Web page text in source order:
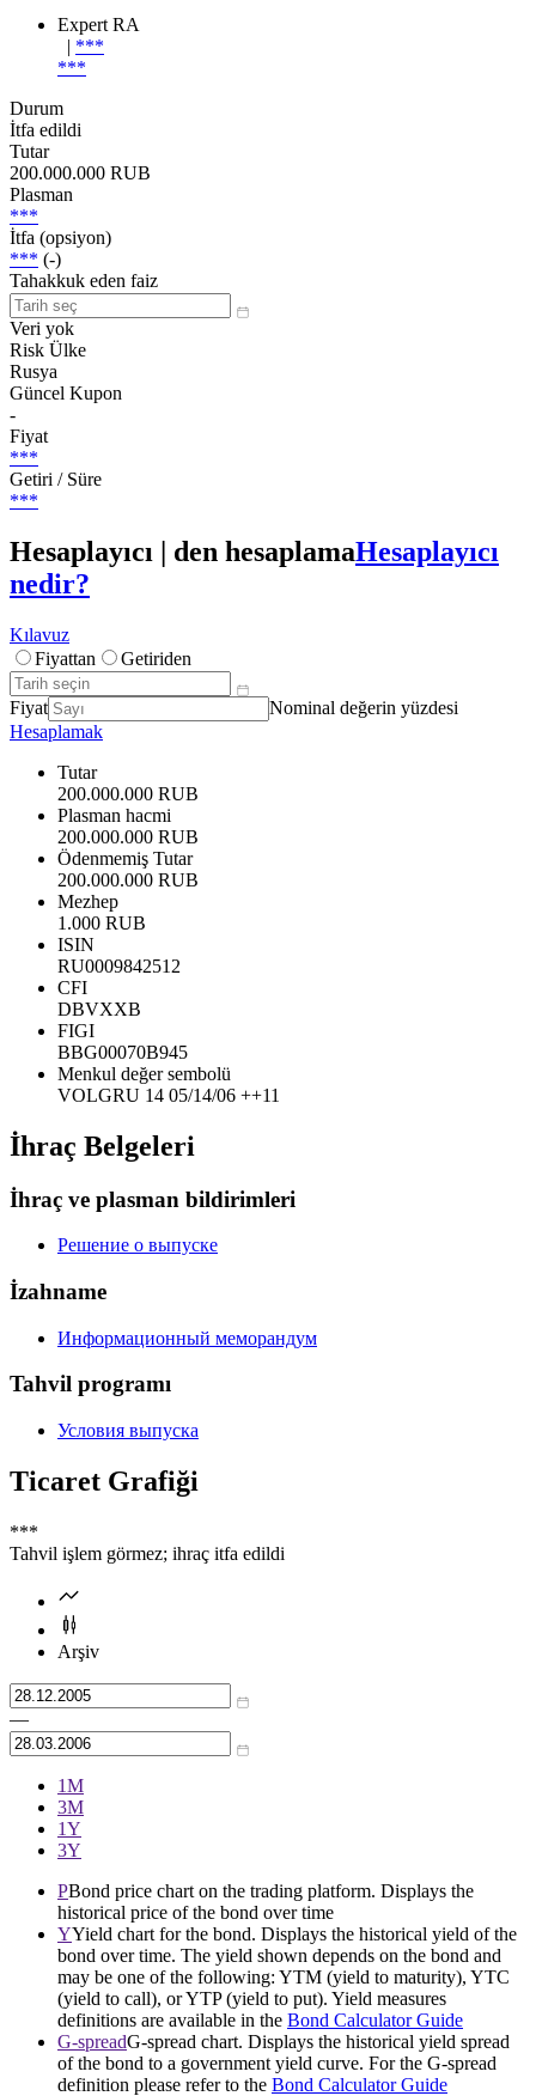
Expert RA
| ***
***
Durum
İtfa edildi
Tutar
200.000.000 RUB
Plasman
***
İtfa (opsiyon)
*** (-)
Tahakkuk eden faiz
Veri yok
Risk Ülke
Rusya
Güncel Kupon
-
Fiyat
***
Getiri / Süre
***
Hesaplayıcı | den hesaplamaHesaplayıcı
nedir?
Kılavuz
Fiyattan
Getiriden
Fiyat
Nominal değerin yüzdesi
Hesaplamak
Tutar
200.000.000 RUB
Plasman hacmi
200.000.000 RUB
Ödenmemiş Tutar
200.000.000 RUB
Mezhep
1.000 RUB
ISIN
RU0009842512
CFI
DBVXXB
FIGI
BBG00070B945
Menkul değer sembolü
VOLGRU 14 05/14/06 ++11
İhraç Belgeleri
İhraç ve plasman bildirimleri
Решение о выпуске
İzahname
Информационный меморандум
Tahvil programı
Условия выпуска
Ticaret Grafiği
***
Tahvil işlem görmez; ihraç itfa edildi
Arşiv
—
1М
3М
1Y
3Y
PBond price chart on the trading platform. Displays the
historical price of the bond over time
YYield chart for the bond. Displays the historical yield of the
bond over time. The yield shown depends on the bond and
may be one of the following: YTM (yield to maturity), YTC
(yield to call), or YTP (yield to put). Yield measures
definitions are available in the Bond Calculator Guide
G-spreadG-spread chart. Displays the historical yield spread
of the bond to a government yield curve. For the G-spread
definition please refer to the Bond Calculator Guide